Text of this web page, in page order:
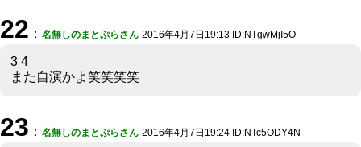
22 ： 名無しのまとぷらさん 2016年4月7日19:13 ID:NTgwMjI5O
3 4
また自演かよ笑笑笑笑
23 ： 名無しのまとぷらさん 2016年4月7日19:24 ID:NTc5ODY4N